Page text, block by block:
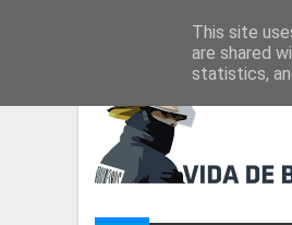
This site
are shared
statistics,